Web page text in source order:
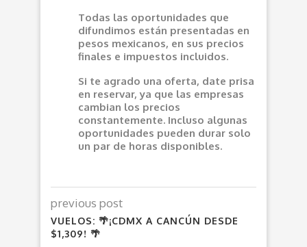
Todas las oportunidades que
difundimos están presentadas en
pesos mexicanos, en sus precios
finales e impuestos incluidos.
Si te agrado una oferta, date prisa
en reservar, ya que las empresas
cambian los precios
constantemente. Incluso algunas
oportunidades pueden durar solo
un par de horas disponibles.
previous post
VUELOS: 🌴¡CDMX A CANCÚN DESDE
$1,309! 🌴